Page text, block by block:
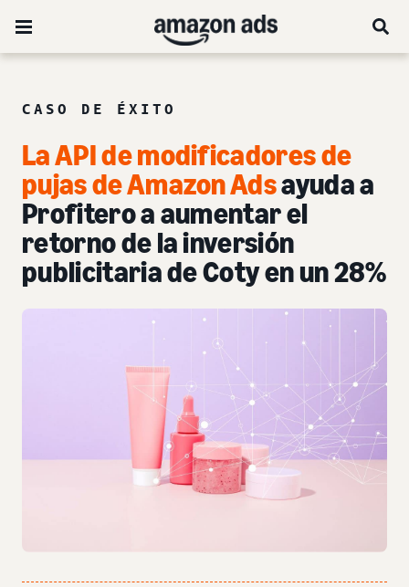
CASO DE ÉXITO
La API de modificadores de
pujas de Amazon Adsayuda a
Profitero a aumentar el
retorno de la inversión
publicitaria de Coty en un 28%